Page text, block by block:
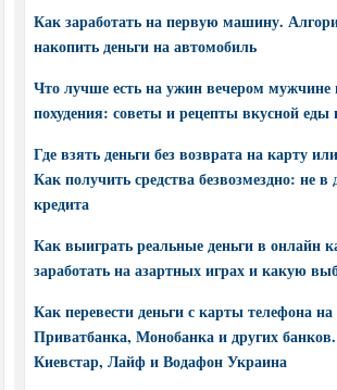
Как заработать на первую машину.
накопить деньги на автомобиль
Что лучше есть на ужин вечером
похудения: советы и рецепты вкусной еды
Где взять деньги без возврата на карту
Как получить средства безвозмездно: не в
кредита
Как выиграть реальные деньги в онлайн
заработать на азартных играх и какую
Как перевести деньги с карты телефона
Приватбанка, Монобанка и других
Киевстар, Лайф и Водафон Украина